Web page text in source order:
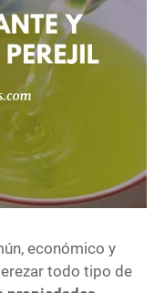
económico y
todo tipo de